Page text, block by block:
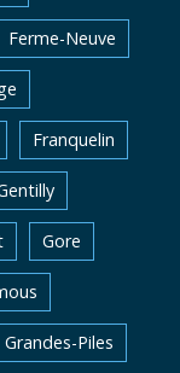
Ferme-Neuve
Franquelin
Gore
Grandes-Piles